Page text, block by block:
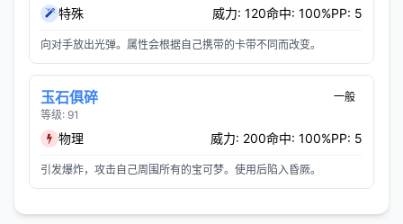
特殊 威力: 120命中: 100%PP: 5
向对手放出光弹。属性会根据自己携带的卡带不同而改变。
玉石俱碎
等级: 91
一般
物理 威力: 200命中: 100%PP: 5
引发爆炸，攻击自己周围所有的宝可梦。使用后陷入昏厥。